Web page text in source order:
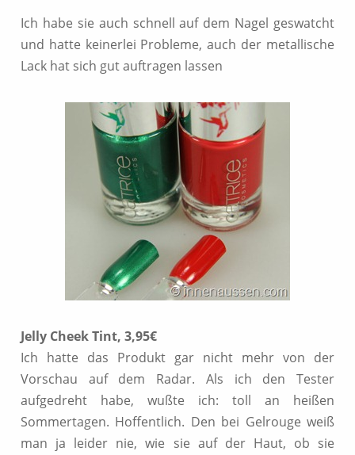
Ich habe sie auch schnell auf dem Nagel geswatcht
und hatte keinerlei Probleme, auch der metallische
Lack hat sich gut auftragen lassen
Jelly Cheek Tint, 3,95€
Ich hatte das Produkt gar nicht mehr von der
Vorschau auf dem Radar. Als ich den Tester
aufgedreht habe, wußte ich: toll an heißen
Sommertagen. Hoffentlich. Den bei Gelrouge weiß
man ja leider nie, wie sie auf der Haut, ob sie